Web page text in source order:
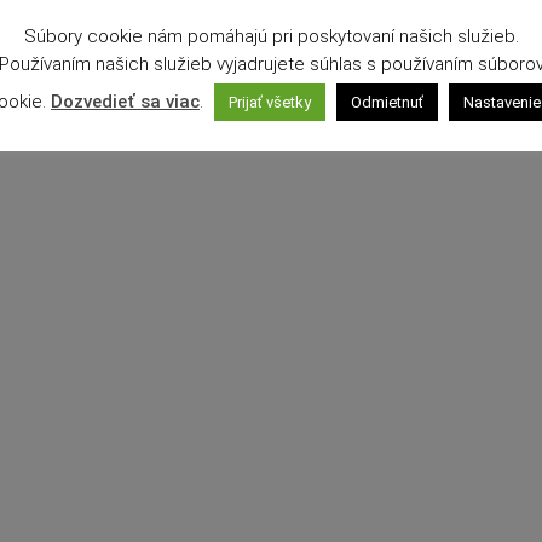
Súbory cookie nám pomáhajú pri poskytovaní našich služieb.
našich služieb vyjadrujete súhlas s používaním
Dozvedieť sa viac. Prijať všetky Odmietnuť Nastavenie